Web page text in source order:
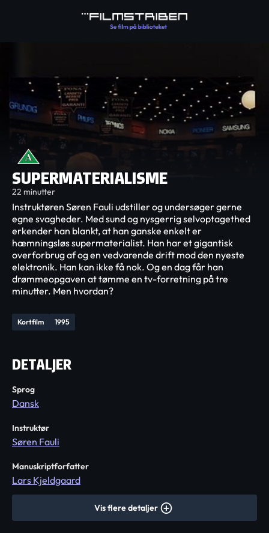
SUPERMATERIALISME
22 minutter
Kortfilm 1995
Instruktøren Søren Fauli udstiller og undersøger gerne
egne svagheder. Med sund og nysgerrig selvoptagethed
erkender han blankt, at han ganske enkelt er
hæmningsløs supermaterialist. Han har et gigantisk
overforbrug af og en vedvarende drift mod den nyeste
elektronik. Han kan ikke få nok. Og en dag får han
drømmeopgaven at tømme en tv-forretning på tre
minutter. Men hvordan?
DETALJER
Sprog
Dansk
Instruktør
Søren Fauli
Manuskriptforfatter
Lars Kjeldgaard
Vis flere detaljer